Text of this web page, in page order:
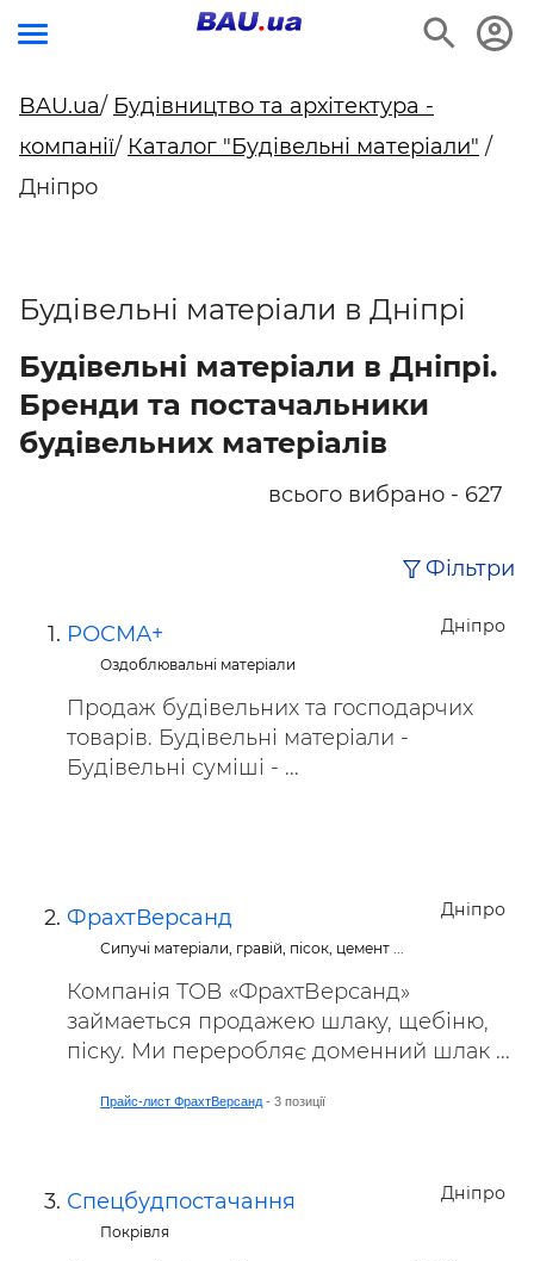
BAU.ua/ Будівництво та архітектура -
компанії/ Каталог "Будівельні матеріали" /
Дніпро
Будівельні матеріали в Дніпрі
Будівельні матеріали в Дніпрі.
Бренди та постачальники
будівельних матеріалів
всього вибрано - 627
Фільтри
Дніпро
РОСМА+
Оздоблювальні матеріали
Продаж будівельних та господарчих
товарів. Будівельні матеріали -
Будівельні суміші - ...
Дніпро
ФрахтВерсанд
Сипучі матеріали, гравій, пісок, цемент ...
Компанія ТОВ «ФрахтВерсанд»
займаеться продажею шлаку, щебіню,
піску. Ми переробляє доменний шлак ...
Прайс-лист ФрахтВерсанд - 3 позиції
Дніпро
Спецбудпостачання
Покрівля